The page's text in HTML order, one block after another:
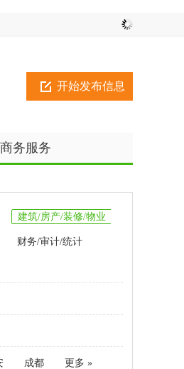
开始发布信息
商务服务
建筑/房产/装修/物业
财务/审计/统计
成都 更多 »